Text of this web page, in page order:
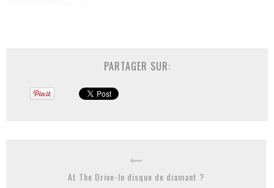
PARTAGER SUR:
At The Drive-In disque de diamant ?